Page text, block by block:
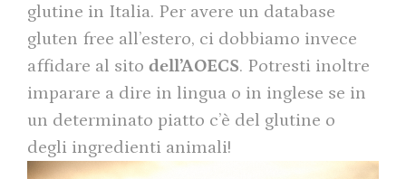
glutine in Italia. Per avere un database
gluten free all’estero, ci dobbiamo invece
affidare al sito dell’AOECS. Potresti inoltre
imparare a dire in lingua o in inglese se in
un determinato piatto c’è del glutine o
degli ingredienti animali!